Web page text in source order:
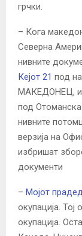
грчки.
– Кога
Северна
нивните
Кејот 21 под
МАКЕДОНЕЦ, и
под Отоманска
нивните
верзија на
избришат
документи
– Мојот
окупација.
окупација.